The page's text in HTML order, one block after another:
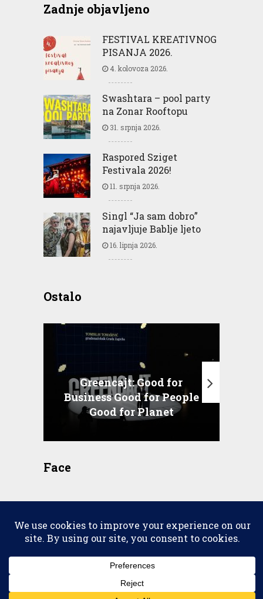
Zadnje objavljeno
FESTIVAL KREATIVNOG
PISANJA 2026.
4. kolovoza 2026.
Swashtara – pool party
na Zonar Rooftopu
31. srpnja 2026.
Raspored Sziget
Festivala 2026!
11. srpnja 2026.
Singl “Ja sam dobro”
najavljuje Bablje ljeto
16. lipnja 2026.
Ostalo
Greencajt: Good for
Business Good for People
Good for Planet
Face
2026 © copyrightScena